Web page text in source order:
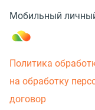
Мобильный
Политика
на обработку
договор